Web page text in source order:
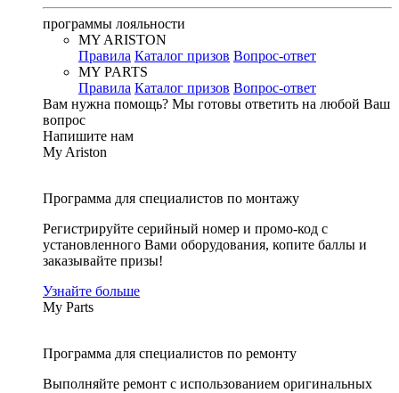
программы лояльности
MY ARISTON
Правила Каталог призов Вопрос-ответ
MY PARTS
Правила Каталог призов Вопрос-ответ
Вам нужна помощь? Мы готовы ответить на любой Ваш
вопрос
Напишите нам
My Ariston
Программа для специалистов по монтажу
Регистрируйте серийный номер и промо-код с
установленного Вами оборудования, копите баллы и
заказывайте призы!
Узнайте больше
My Parts
Программа для специалистов по ремонту
Выполняйте ремонт с использованием оригинальных